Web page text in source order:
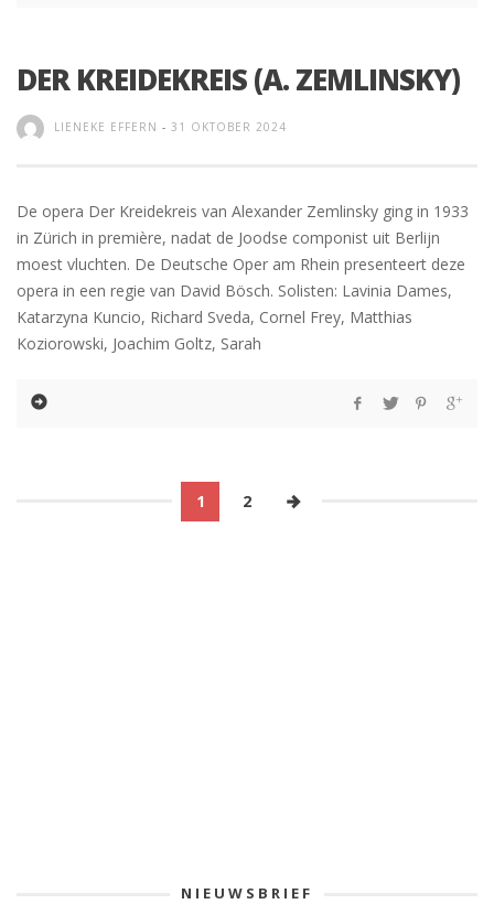
DER KREIDEKREIS (A. ZEMLINSKY)
LIENEKE EFFERN - 31 OKTOBER 2024
De opera Der Kreidekreis van Alexander Zemlinsky ging in 1933
in Zürich in première, nadat de Joodse componist uit Berlijn
moest vluchten. De Deutsche Oper am Rhein presenteert deze
opera in een regie van David Bösch. Solisten: Lavinia Dames,
Katarzyna Kuncio, Richard Sveda, Cornel Frey, Matthias
Koziorowski, Joachim Goltz, Sarah
1 2
NIEUWSBRIEF